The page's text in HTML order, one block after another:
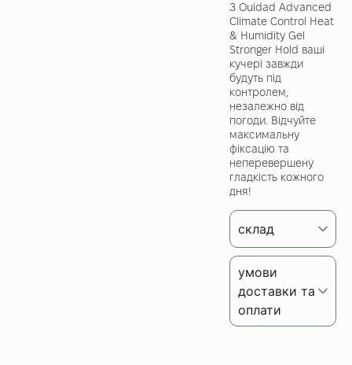
З Ouidad Advanced
Climate Control Heat
& Humidity Gel
Stronger Hold ваші
кучері завжди
будуть під
контролем,
незалежно від
погоди. Відчуйте
максимальну
фіксацію та
неперевершену
гладкість кожного
дня!
склад
умови
доставки та
оплати